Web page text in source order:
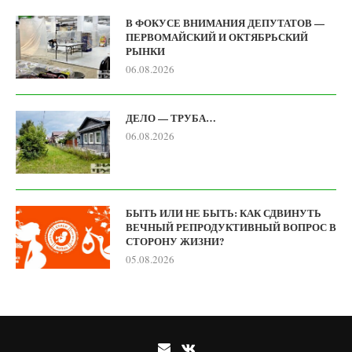
В ФОКУСЕ ВНИМАНИЯ ДЕПУТАТОВ —
ПЕРВОМАЙСКИЙ И ОКТЯБРЬСКИЙ
РЫНКИ
06.08.2026
ДЕЛО — ТРУБА…
06.08.2026
БЫТЬ ИЛИ НЕ БЫТЬ: КАК СДВИНУТЬ
ВЕЧНЫЙ РЕПРОДУКТИВНЫЙ ВОПРОС В
СТОРОНУ ЖИЗНИ?
05.08.2026